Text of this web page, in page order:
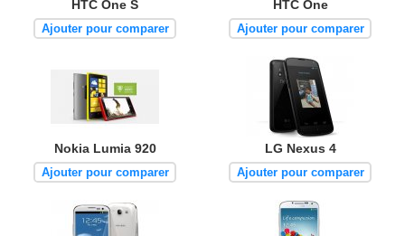
HTC One S
Ajouter pour comparer
HTC One
Ajouter pour comparer
Nokia Lumia 920
Ajouter pour comparer
LG Nexus 4
Ajouter pour comparer